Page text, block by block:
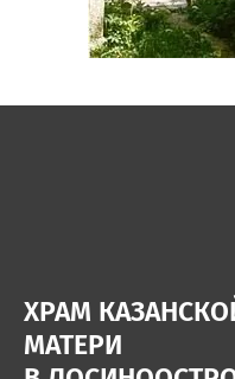
ХРАМ
МАТЕРИ